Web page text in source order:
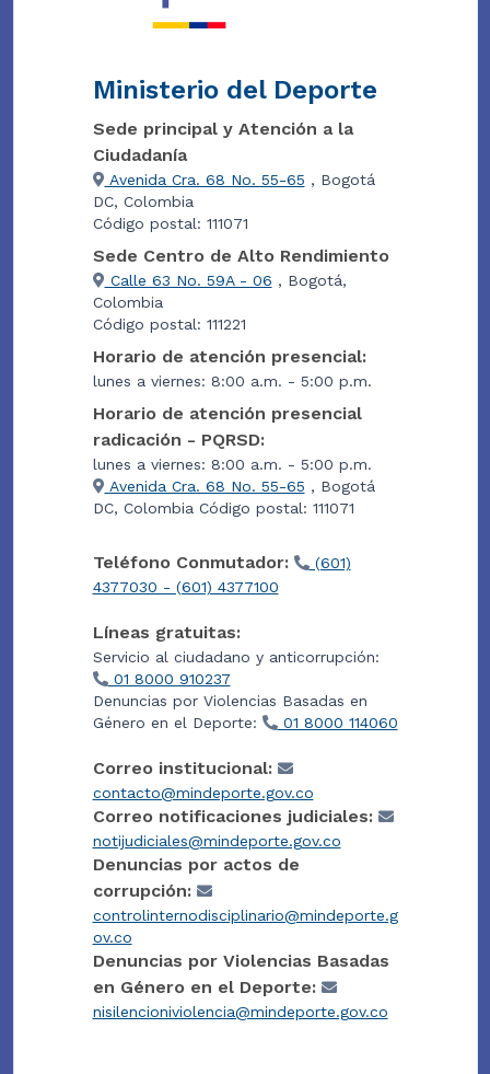
Ministerio del Deporte
Sede principal y Atención a la
Ciudadanía
Avenida Cra. 68 No. 55-65 , Bogotá
DC, Colombia
Código postal: 111071
Sede Centro de Alto Rendimiento
Calle 63 No. 59A - 06 , Bogotá,
Colombia
Código postal: 111221
Horario de atención presencial:
lunes a viernes: 8:00 a.m. - 5:00 p.m.
Horario de atención presencial
radicación - PQRSD:
lunes a viernes: 8:00 a.m. - 5:00 p.m.
Avenida Cra. 68 No. 55-65 , Bogotá
DC, Colombia Código postal: 111071
Teléfono Conmutador:
(601)
4377030 - (601) 4377100
Líneas gratuitas:
Servicio al ciudadano y anticorrupción:
01 8000 910237
Denuncias por Violencias Basadas en
Género en el Deporte:
01 8000 114060
Correo institucional:
contacto@mindeporte.gov.co
Correo notificaciones judiciales:
notijudiciales@mindeporte.gov.co
Denuncias por actos de
corrupción:
controlinternodisciplinario@mindeporte.g
ov.co
Denuncias por Violencias Basadas
en Género en el Deporte:
nisilencioniviolencia@mindeporte.gov.co